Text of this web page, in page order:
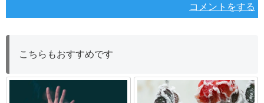
コメントをする
こちらもおすすめです